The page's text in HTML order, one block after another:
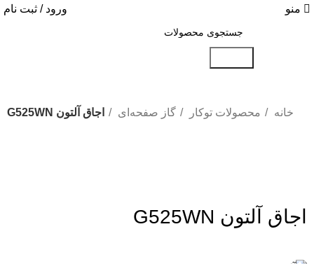
منو ورود / ثبت نام
خانه محصولات توکار گاز صفحه‌ای اجاق آلتون G525WN
اجاق آلتون G525WN